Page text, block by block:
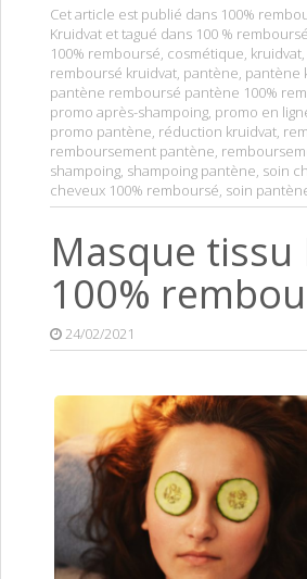
Cet article est publié dans 100%
Kruidvat et tagué dans 100 % remboursé
100% remboursé, cosmétique, kruidvat,
remboursé kruidvat, pantène, pantène
pantène remboursé pantène 100%
promo après-shampoing, promo en
promo pantène, réduction kruidvat,
remboursement pantène,
shampoing, shampoing pantène, soin
cheveux 100% remboursé, soin
Masque tissu
100%
24/02/2021